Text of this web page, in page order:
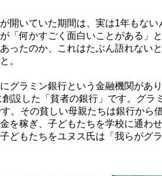
開いていた期間は、実は1年もない
「何かすごく面白いことがある」
ったのか、これはたぶん語れない
。
グラミン銀行という金融機関があ
設した「貧者の銀行」です。グラ
。その貧しい母親たちは銀行から
を稼ぎ、子どもたちを学校に通わ
どもたちをユヌス氏は「我らがグ